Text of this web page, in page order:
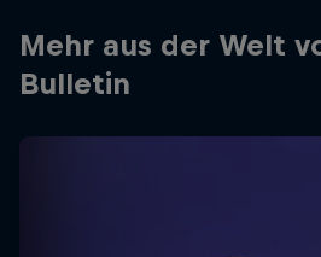
Mehr aus der Welt
Bulletin